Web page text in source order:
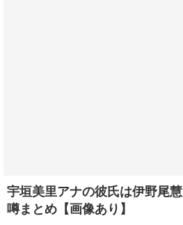
宇垣美里アナの彼氏は伊野尾
噂まとめ【画像あり】